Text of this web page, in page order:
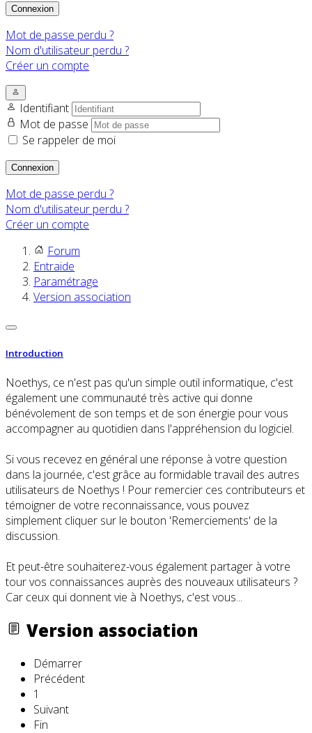
Connexion
Mot de passe perdu ?
Nom d'utilisateur perdu ?
Créer un compte
Identifiant
Mot de passe
Se rappeler de moi
Connexion
Mot de passe perdu ?
Nom d'utilisateur perdu ?
Créer un compte
Forum
Entraide
Paramétrage
Version association
Introduction
Noethys, ce n'est pas qu'un simple outil informatique, c'est
également une communauté très active qui donne
bénévolement de son temps et de son énergie pour vous
accompagner au quotidien dans l'appréhension du logiciel.
Si vous recevez en général une réponse à votre question
dans la journée, c'est grâce au formidable travail des autres
utilisateurs de Noethys ! Pour remercier ces contributeurs et
témoigner de votre reconnaissance, vous pouvez
simplement cliquer sur le bouton 'Remerciements' de la
discussion.
Et peut-être souhaiterez-vous également partager à votre
tour vos connaissances auprès des nouveaux utilisateurs ?
Car ceux qui donnent vie à Noethys, c'est vous...
Version association
Démarrer
Précédent
1
Suivant
Fin